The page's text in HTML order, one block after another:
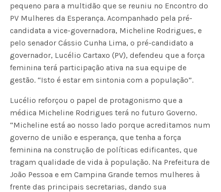
pequeno para a multidão que se reuniu no Encontro do
PV Mulheres da Esperança. Acompanhado pela pré-
candidata a vice-governadora, Micheline Rodrigues, e
pelo senador Cássio Cunha Lima, o pré-candidato a
governador, Lucélio Cartaxo (PV), defendeu que a força
feminina terá participação ativa na sua equipe de
gestão. “Isto é estar em sintonia com a população”.
Lucélio reforçou o papel de protagonismo que a
médica Micheline Rodrigues terá no futuro Governo.
“Micheline está ao nosso lado porque acreditamos num
governo de união e esperança, que tenha a força
feminina na construção de políticas edificantes, que
tragam qualidade de vida à população. Na Prefeitura de
João Pessoa e em Campina Grande temos mulheres à
frente das principais secretarias, dando sua